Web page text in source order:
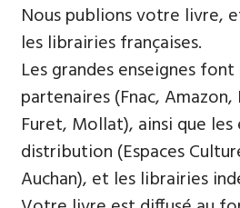
Nous publions votre livre,
les librairies françaises​.
Les grandes enseignes
partenaires (Fnac,
Furet, Mollat), ainsi que les
distribution (Espaces
Auchan), et les librairies